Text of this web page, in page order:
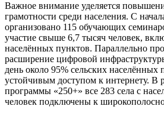
Важное внимание уделяется
грамотности среди населения. С
организовано 115 обучающих
участие свыше 6,7 тысяч человек,
населённых пунктов. Параллельно
расширение цифровой
день около 95% сельских населённых
устойчивым доступом к интернету. В
программы «250+» все 283 села с
человек подключены к